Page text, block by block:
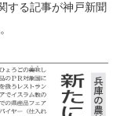
する記事が神戸新聞